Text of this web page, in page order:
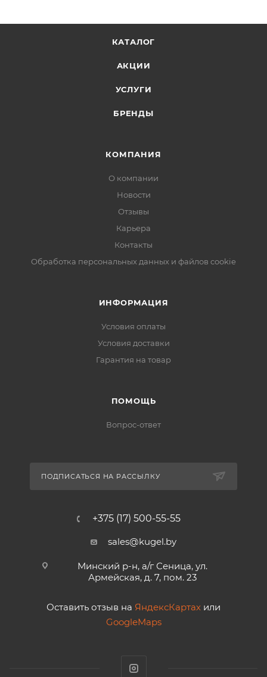
КАТАЛОГ
АКЦИИ
УСЛУГИ
БРЕНДЫ
КОМПАНИЯ
О компании
Новости
Отзывы
Карьера
Контакты
Обработка персональных данных и файлов cookie
ИНФОРМАЦИЯ
Условия оплаты
Условия доставки
Гарантия на товар
ПОМОЩЬ
Вопрос-ответ
ПОДПИСАТЬСЯ НА РАССЫЛКУ
+375 (17) 500-55-55
sales@kugel.by
Минский р-н, а/г Сеница, ул.
Армейская, д. 7, пом. 23
Оставить отзыв на ЯндексКартах или
GoogleMaps